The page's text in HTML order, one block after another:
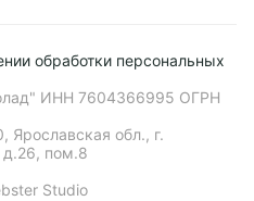
обработки персональных
ИНН 7604366995 ОГРН
обл., г.
д.26, пом.8
Studio